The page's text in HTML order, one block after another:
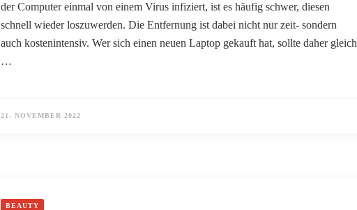
der Computer einmal von einem Virus infiziert, ist es häufig schwer, diesen
schnell wieder loszuwerden. Die Entfernung ist dabei nicht nur zeit- sondern
auch kostenintensiv. Wer sich einen neuen Laptop gekauft hat, sollte daher gleich
…
21. NOVEMBER 2022
BEAUTY